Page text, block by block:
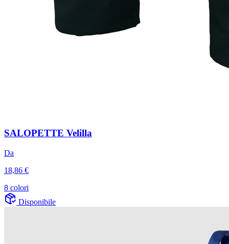
SALOPETTE Velilla
Da
18,86 €
8 colori
Disponibile